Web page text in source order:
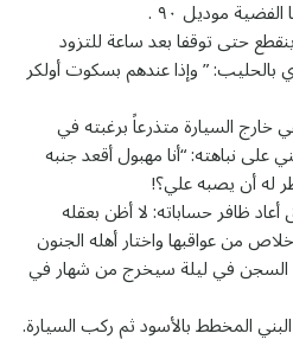
موديل ٩٠ .
حتى توقفا بعد ساعة للتزود
” وإذا عندهم بسكوت أولكر
السيارة متذرعاً برغبته في
على نباهته: “أنا مهبول أقعد جنبه
له أن يصبه علي؟!
ظافر حساباته: لا أظن بعقله
من عواقبها واختار أهله الجنون
السجن في ليلة سيخرج من شهار في
المخطط بالأسود ثم ركب السيارة.